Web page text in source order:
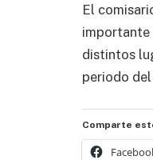
El
importante
distintos
periodo
Comparte